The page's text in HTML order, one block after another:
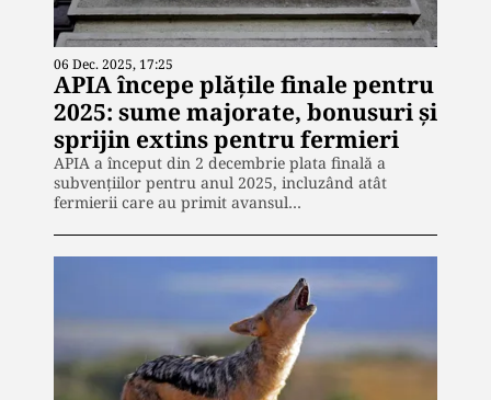
06 Dec. 2025, 17:25
APIA începe plățile finale pentru
2025: sume majorate, bonusuri și
sprijin extins pentru fermieri
APIA a început din 2 decembrie plata finală a
subvențiilor pentru anul 2025, incluzând atât
fermierii care au primit avansul…